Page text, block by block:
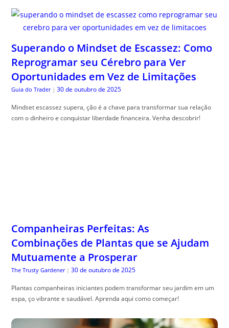
Superando o Mindset de Escassez: Como
Reprogramar seu Cérebro para Ver
Oportunidades em Vez de Limitações
Guia do Trader | 30 de outubro de 2025
Mindset escassez supera, ção é a chave para transformar sua relação
com o dinheiro e conquistar liberdade financeira. Venha descobrir!
Companheiras Perfeitas: As
Combinações de Plantas que se Ajudam
Mutuamente a Prosperar
The Trusty Gardener | 30 de outubro de 2025
Plantas companheiras iniciantes podem transformar seu jardim em um
espa, ço vibrante e saudável. Aprenda aqui como começar!